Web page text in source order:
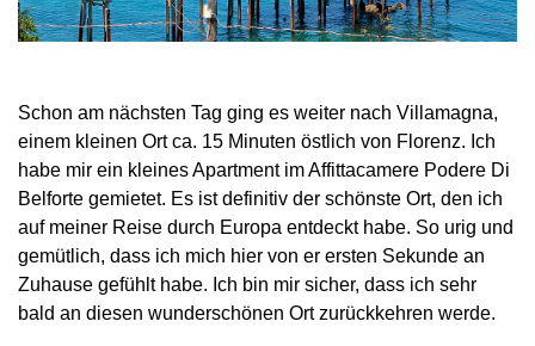
Schon am nächsten Tag ging es weiter nach Villamagna,
einem kleinen Ort ca. 15 Minuten östlich von Florenz. Ich
habe mir ein kleines Apartment im Affittacamere Podere Di
Belforte gemietet. Es ist definitiv der schönste Ort, den ich
auf meiner Reise durch Europa entdeckt habe. So urig und
gemütlich, dass ich mich hier von er ersten Sekunde an
Zuhause gefühlt habe. Ich bin mir sicher, dass ich sehr
bald an diesen wunderschönen Ort zurückkehren werde.